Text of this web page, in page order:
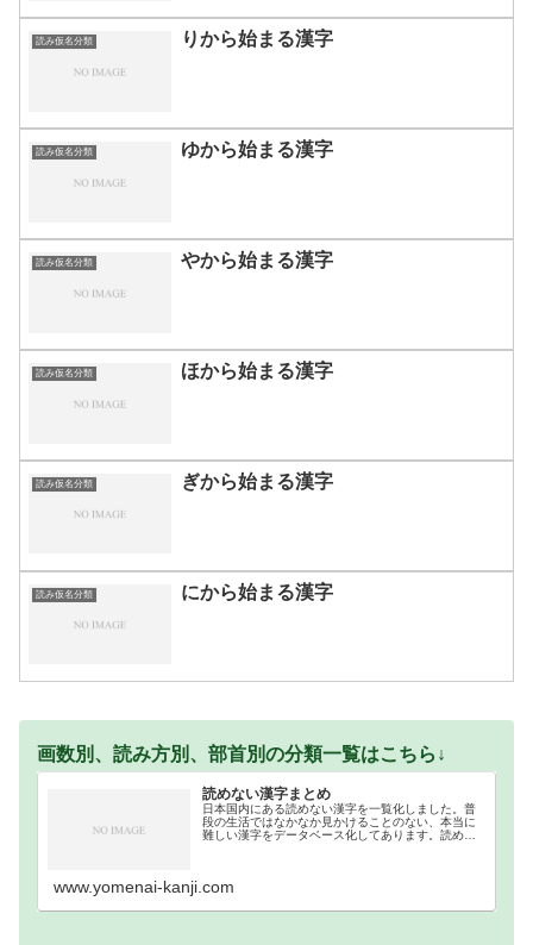
読み仮名分類 りから始まる漢字
読み仮名分類 ゆから始まる漢字
読み仮名分類 やから始まる漢字
読み仮名分類 ほから始まる漢字
読み仮名分類 ぎから始まる漢字
読み仮名分類 にから始まる漢字
画数別、読み方別、部首別の分類一覧はこちら↓
読めない漢字まとめ
日本国内にある読めない漢字を一覧化しました。普
段の生活ではなかなか見かけることのない、本当に
難しい漢字をデータベース化してあります。読めな
www.yomenai-kanji.com